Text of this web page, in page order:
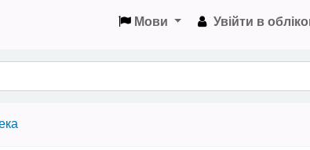
Мови Увійти в